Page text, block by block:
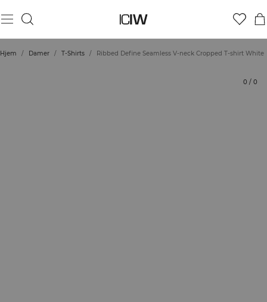
Hjem / Damer / T-Shirts / Ribbed Define Seamless V-neck Cropped T-shirt White
0 / 0